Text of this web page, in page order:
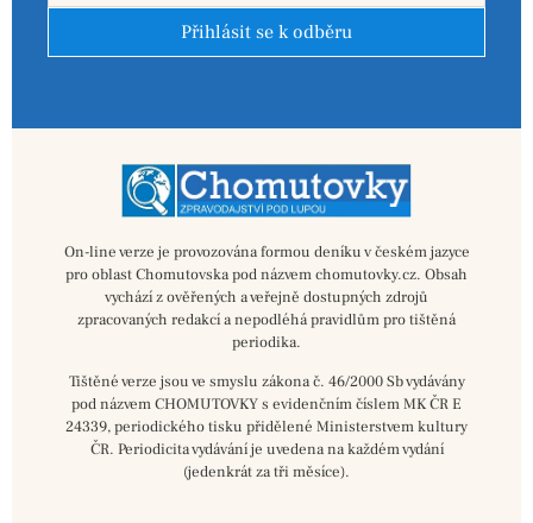
Přihlásit se k odběru
On-line verze je provozována formou deníku v českém jazyce
pro oblast Chomutovska pod názvem chomutovky.cz. Obsah
vychází z ověřených a veřejně dostupných zdrojů
zpracovaných redakcí a nepodléhá pravidlům pro tištěná
periodika.
Tištěné verze jsou ve smyslu zákona č. 46/2000 Sb vydávány
pod názvem CHOMUTOVKY s evidenčním číslem MK ČR E
24339, periodického tisku přidělené Ministerstvem kultury
ČR. Periodicita vydávání je uvedena na každém vydání
(jedenkrát za tři měsíce).